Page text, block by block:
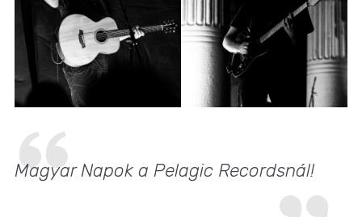
Magyar Napok a Pelagic Recordsnál!